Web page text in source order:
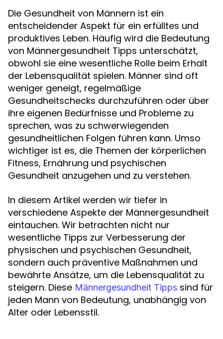
Die Gesundheit von Männern ist ein
entscheidender Aspekt für ein erfülltes und
produktives Leben. Häufig wird die Bedeutung
von Männergesundheit Tipps unterschätzt,
obwohl sie eine wesentliche Rolle beim Erhalt
der Lebensqualität spielen. Männer sind oft
weniger geneigt, regelmäßige
Gesundheitschecks durchzuführen oder über
ihre eigenen Bedürfnisse und Probleme zu
sprechen, was zu schwerwiegenden
gesundheitlichen Folgen führen kann. Umso
wichtiger ist es, die Themen der körperlichen
Fitness, Ernährung und psychischen
Gesundheit anzugehen und zu verstehen.
In diesem Artikel werden wir tiefer in
verschiedene Aspekte der Männergesundheit
eintauchen. Wir betrachten nicht nur
wesentliche Tipps zur Verbesserung der
physischen und psychischen Gesundheit,
sondern auch präventive Maßnahmen und
bewährte Ansätze, um die Lebensqualität zu
steigern. Diese Männergesundheit Tipps sind für
jeden Mann von Bedeutung, unabhängig von
Alter oder Lebensstil.